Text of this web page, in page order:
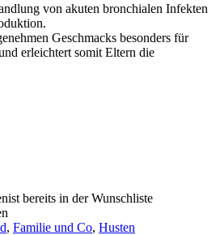
von akuten bronchialen Infekten
Geschmacks besonders für
erleichtert somit Eltern die
ist bereits in der Wunschliste
, Familie und Co, Husten